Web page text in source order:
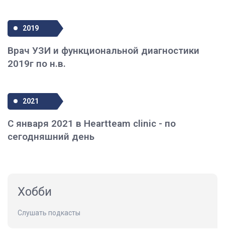
2019
Врач УЗИ и функциональной диагностики
2019г по н.в.
2021
С января 2021 в Heartteam clinic - по
сегодняшний день
Хобби
Слушать подкасты